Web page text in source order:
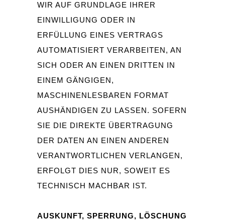
WIR AUF GRUNDLAGE IHRER
EINWILLIGUNG ODER IN
ERFÜLLUNG EINES VERTRAGS
AUTOMATISIERT VERARBEITEN, AN
SICH ODER AN EINEN DRITTEN IN
EINEM GÄNGIGEN,
MASCHINENLESBAREN FORMAT
AUSHÄNDIGEN ZU LASSEN. SOFERN
SIE DIE DIREKTE ÜBERTRAGUNG
DER DATEN AN EINEN ANDEREN
VERANTWORTLICHEN VERLANGEN,
ERFOLGT DIES NUR, SOWEIT ES
TECHNISCH MACHBAR IST.
AUSKUNFT, SPERRUNG, LÖSCHUNG